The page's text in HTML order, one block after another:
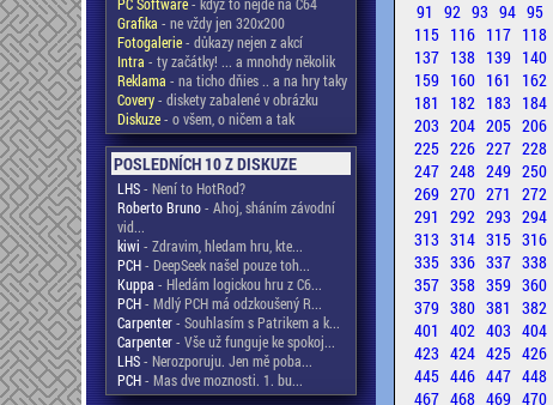
Grafika - ne vždy jen 320x200
Fotogalerie- důkazy nejen z akcí
Intra - ty začátky! ... a mnohdy několik
Reklama - na ticho dňies .. a na hry taky
Covery- diskety zabalené v obrázku
Diskuze- o všem, o ničem a tak
POSLEDNÍCH 10 Z DISKUZE
LHS- Není to HotRod?
Roberto Bruno- Ahoj, sháním závodní
vid...
kiwi - Zdravim, hledam hru, kte...
PCH- DeepSeek našel pouze toh...
Kuppa - Hledám logickou hru z C6...
PCH- Mdlý PCH má odzkoušený R...
Carpenter- Souhlasím s Patrikem a k...
Carpenter- Vše už funguje ke spokoj...
LHS- Nerozporuju. Jen mě poba...
PCH- Mas dve moznosti. 1. bu...
91 92 93 94 95
115 116 117 118
137 138 139 140
159 160 161 162
181
182 183 184
203 204 205 206
225 226 227 228
247 248 249 250
269 270 271 272
291 292 293 294
313 314 315 316
335 336 337 338
357 358 359 360
379 380 381 382
401 402 403 404
423 424 425 426
445 446 447 448
467 468 469 470